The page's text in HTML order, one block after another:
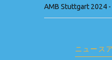
AMB Stuttgart 2024
ニュース